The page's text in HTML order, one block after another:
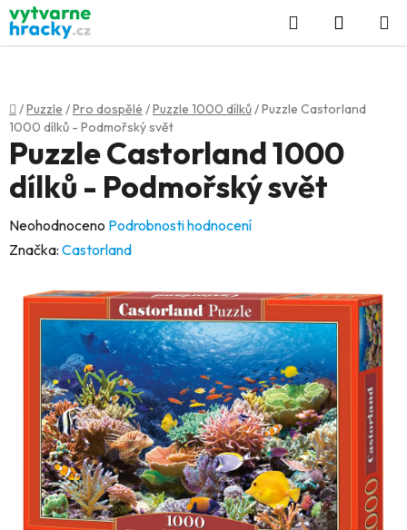
Přejít
na
obsah
Hledat
KOŠÍK
Domů
/Puzzle /Pro dospělé /Puzzle 1000 dílků/Puzzle Castorland
1000 dílků - Podmořský svět
Puzzle Castorland 1000
dílků - Podmořský svět
Průměrné
hodnocení
hvězdiček.
Neohodnoceno Podrobnosti hodnocení
Značka: Castorland